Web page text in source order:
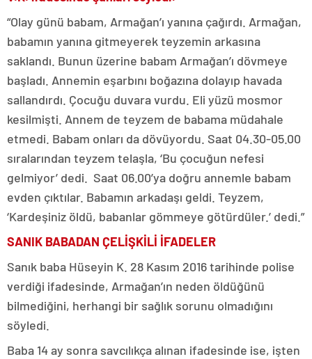
“Olay günü babam, Armağan’ı yanına çağırdı. Armağan,
babamın yanına gitmeyerek teyzemin arkasına
saklandı. Bunun üzerine babam Armağan’ı dövmeye
başladı. Annemin eşarbını boğazına dolayıp havada
sallandırdı. Çocuğu duvara vurdu. Eli yüzü mosmor
kesilmişti. Annem de teyzem de babama müdahale
etmedi. Babam onları da dövüyordu. Saat 04.30-05.00
sıralarından teyzem telaşla, ‘Bu çocuğun nefesi
gelmiyor’ dedi. Saat 06.00’ya doğru annemle babam
evden çıktılar. Babamın arkadaşı geldi. Teyzem,
‘Kardeşiniz öldü, babanlar gömmeye götürdüler.’ dedi.”
SANIK BABADAN ÇELİŞKİLİ İFADELER
Sanık baba Hüseyin K. 28 Kasım 2016 tarihinde polise
verdiği ifadesinde, Armağan’ın neden öldüğünü
bilmediğini, herhangi bir sağlık sorunu olmadığını
söyledi.
Baba 14 ay sonra savcılıkça alınan ifadesinde ise, işten